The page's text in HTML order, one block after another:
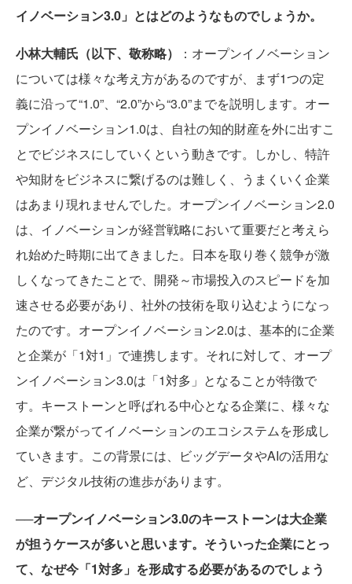
イノベーション3.0」とはどのようなものでしょうか。
小林大輔氏（以下、敬称略）
：オープンイノベーション
については様々な考え方があるのですが、まず1つの定
義に沿って“1.0”、“2.0”から“3.0”までを説明します。オー
プンイノベーション1.0は、自社の知的財産を外に出すこ
とでビジネスにしていくという動きです。しかし、特許
や知財をビジネスに繋げるのは難しく、うまくいく企業
はあまり現れませんでした。オープンイノベーション2.0
は、イノベーションが経営戦略において重要だと考えら
れ始めた時期に出てきました。日本を取り巻く競争が激
しくなってきたことで、開発～市場投入のスピードを加
速させる必要があり、社外の技術を取り込むようになっ
たのです。オープンイノベーション2.0は、基本的に企業
と企業が「1対1」で連携します。それに対して、オープ
ンイノベーション3.0は「1対多」となることが特徴で
す。キーストーンと呼ばれる中心となる企業に、様々な
企業が繋がってイノベーションのエコシステムを形成し
ていきます。この背景には、ビッグデータやAIの活用な
ど、デジタル技術の進歩があります。
──オープンイノベーション3.0のキーストーンは大企業
が担うケースが多いと思います。そういった企業にとっ
て、なぜ今「1対多」を形成する必要があるのでしょう